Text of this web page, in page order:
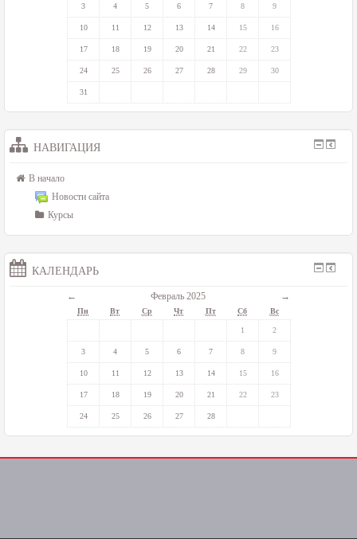
3 4 5 6 7 8 9
10 11 12 13 14 15 16
17 18 19 20 21 22 23
24 25 26 27 28 29 30
31
НАВИГАЦИЯ
В начало
Новости сайта
Курсы
КАЛЕНДАРЬ
← Февраль 2025 →
Пн Вт Ср Чт Пт Сб Вс
1 2
3 4 5 6 7 8 9
10 11 12 13 14 15 16
17 18 19 20 21 22 23
24 25 26 27 28